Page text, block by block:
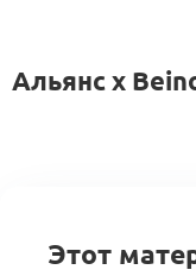
Альянс x
Этот